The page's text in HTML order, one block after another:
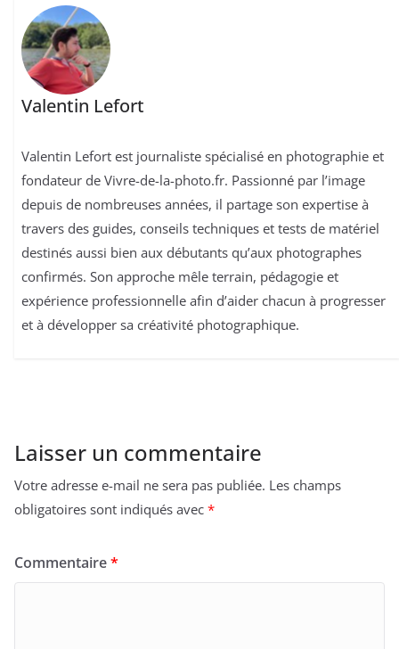
Valentin Lefort
Valentin Lefort est journaliste spécialisé en photographie et
fondateur de Vivre-de-la-photo.fr. Passionné par l’image
depuis de nombreuses années, il partage son expertise à
travers des guides, conseils techniques et tests de matériel
destinés aussi bien aux débutants qu’aux photographes
confirmés. Son approche mêle terrain, pédagogie et
expérience professionnelle afin d’aider chacun à progresser
et à développer sa créativité photographique.
Laisser un commentaire
Votre adresse e-mail ne sera pas publiée. Les champs
obligatoires sont indiqués avec *
Commentaire*